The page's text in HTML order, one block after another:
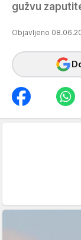
gužvu
Objavljeno